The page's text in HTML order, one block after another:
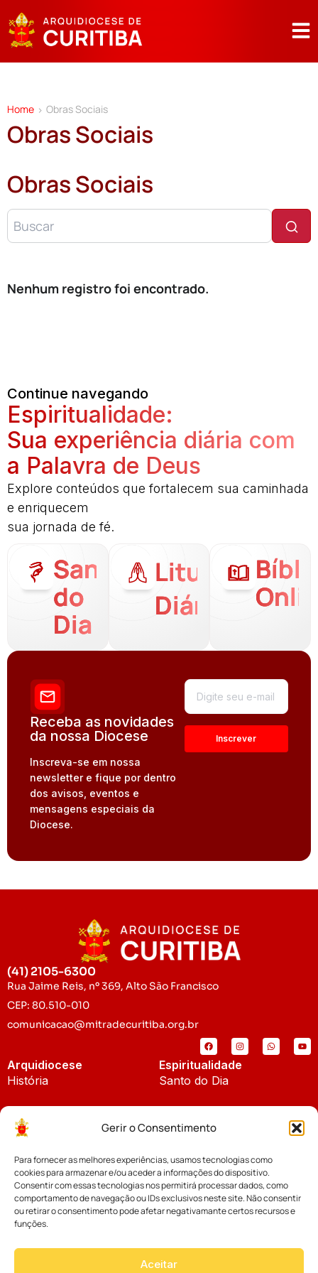
Gerir o Consentimento
Para fornecer as melhores experiências, usamos tecnologias como
cookies para armazenar e/ou aceder a informações do dispositivo.
Consentir com essas tecnologias nos permitirá processar dados, como
comportamento de navegação ou IDs exclusivos neste site. Não consentir
ou retirar o consentimento pode afetar negativamante certos recursos e
funções.
Aceitar
Home > Obras Sociais
Obras Sociais
Obras Sociais
Nenhum registro foi encontrado.
Continue navegando
Espiritualidade:
Sua experiência diária com
a Palavra de Deus
Explore conteúdos que fortalecem sua caminhada
e enriquecem
sua jornada de fé.
Santo
do
Dia
Liturgia
Diária
Receba as novidades
da nossa Diocese
Inscreva-se em nossa
newsletter e fique por dentro
dos avisos, eventos e
mensagens especiais da
Diocese.
(41) 2105-6300
Rua Jaime Reis, nº 369, Alto São Francisco
CEP: 80.510-010
comunicacao@mitradecuritiba.org.br
Arquidiocese
História
Espiritualidade
Santo do Dia
Notícias
Notícias da Arquidiocese
Notícias Cáritas
Cúria Diocesana
Fundo Diocesano
Vicariatos da Educação